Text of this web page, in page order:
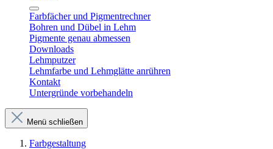
Farbfächer und Pigmentrechner
Bohren und Dübel in Lehm​
Pigmente genau abmessen
Downloads
Lehmputzer
Lehmfarbe und Lehmglätte anrühren
Kontakt
Untergründe vorbehandeln
Menü schließen
Farbgestaltung